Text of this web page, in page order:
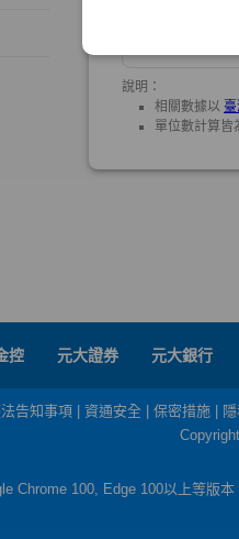
控 元大證券 元大銀行
告知事項 資通安全 保密措施
Chrome 100, Edge 100以上等版本